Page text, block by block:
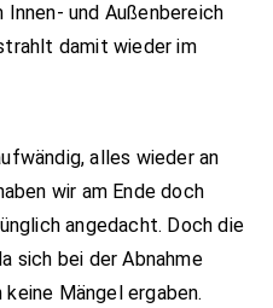
Innen- und Außenbereich
damit wieder im
alles wieder an
wir am Ende doch
angedacht. Doch die
sich bei der Abnahme
Mängel ergaben.